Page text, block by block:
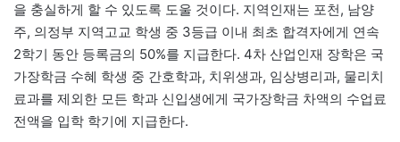
을 충실하게 할 수 있도록 도울 것이다. 지역인재는 포천, 남양
주, 의정부 지역고교 학생 중 3등급 이내 최초 합격자에게 연속
2학기 동안 등록금의 50%를 지급한다. 4차 산업인재 장학은 국
가장학금 수혜 학생 중 간호학과, 치위생과, 임상병리과, 물리치
료과를 제외한 모든 학과 신입생에게 국가장학금 차액의 수업료
전액을 입학 학기에 지급한다.